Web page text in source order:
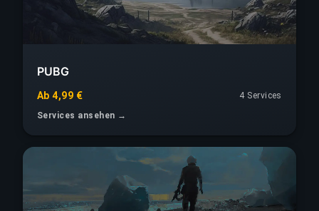
PUBG
Ab 4,99 €
4 Services
Services ansehen →